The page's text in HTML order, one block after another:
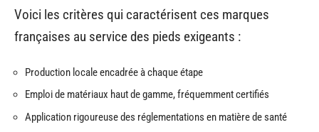
Voici les critères qui caractérisent ces marques
françaises au service des pieds exigeants :
Production locale encadrée à chaque étape
Emploi de matériaux haut de gamme, fréquemment certifiés
Application rigoureuse des réglementations en matière de santé